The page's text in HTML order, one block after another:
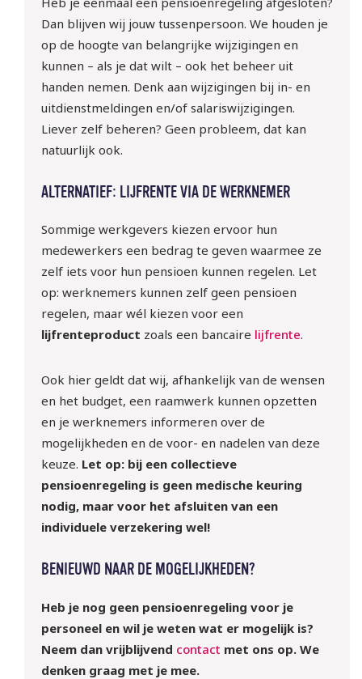
Dan blijven wij jouw tussenpersoon. We houden je
op de hoogte van belangrijke wijzigingen en
kunnen – als je dat wilt – ook het beheer uit
handen nemen. Denk aan wijzigingen bij in- en
uitdienstmeldingen en/of salariswijzigingen.
Liever zelf beheren? Geen probleem, dat kan
natuurlijk ook.
ALTERNATIEF: LIJFRENTE VIA DE WERKNEMER
Sommige werkgevers kiezen ervoor hun
medewerkers een bedrag te geven waarmee ze
zelf iets voor hun pensioen kunnen regelen. Let
op: werknemers kunnen zelf geen pensioen
regelen, maar wél kiezen voor een
lijfrenteproduct zoals een bancaire lijfrente.
Ook hier geldt dat wij, afhankelijk van de wensen
en het budget, een raamwerk kunnen opzetten
en je werknemers informeren over de
mogelijkheden en de voor- en nadelen van deze
keuze. Let op: bij een collectieve
pensioenregeling is geen medische keuring
nodig, maar voor het afsluiten van een
individuele verzekering wel!
BENIEUWD NAAR DE MOGELIJKHEDEN?
Heb je nog geen pensioenregeling voor je
personeel en wil je weten wat er mogelijk is?
Neem dan vrijblijvend contact met ons op. We
denken graag met je mee.